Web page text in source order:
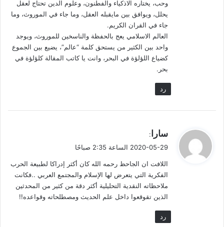
صحابي عربي لا من مولى فارسي جاء إلى الحياة بعد وفاة النبي
صلى الله عليه وسلم بعقود، وشهد تقلبات الحياة بقومه، ومر عليه ما
مر عليهم من سبي ومعاناة وتنقل من مكان إلى مكان، وغير ذلك من
وجوه العناء التي تترك أخاديدها عميقة في نفوس الموالي: من عانى
منهم حقيقة، ومن تلقى أخبار العناء عن أهله وأسلافه ممزوجة
بالتمظلم والشكوى والزيادات التي اشتهر بها العجم.
هذا ما ينبغي الوقوف عنده. لكن – لَلأسفِ – هذا الأمر لا يتوقف عنده
المحدثون ولا الفقهاء. وإن فعلوا فلصالح الأعمش ضد الحجاج. بينما
الأصل الفارسي وانعكاس أثره على شخصية الأعمش الحديثية
كما لم يقفوا عند أصله وهو الديلم، والديلم هو الجذم القومي
للفرس. ولم ينظروا اإلى أثر هذا الأصل في نفس الأعمش وانعكاسه
على شخصيته من حيث كونه راوياً للحديث، التي أفصحت لنا عن
وحب، يختاره الاذكياء والفطنون، وعلوم الدين تحتاج لعقل
يحلل، ويوافق بين مايقبله العقل، وما جاء في الموروث، وما
جاء في القران الكريم.
العالم الاسلامي يعج بالحفظة والناسخين للموروث، ويوجد
واحد بين الكثير من يستحق كلمة “عالم”، يضيع بين الجموع
كضياع اللؤلؤة في البحر، وانت يا كاتب المقالة كلؤلؤة في
بحر.
رد
ي
ل
سارا
:
2020-05-29 الساعة 2:35 صباحًا
اللافت ان الجاحظ رحمه الله كان أكثر إدراكا لطبيعة الحرب
الفكرية التي يتعرض لها الإسلام والمجتمع العربي ..فكانت
ملاحظاته النقدية التحليلية أكثر دقة من كثير من المحدثين
الذين تقوقعوا داخل علم الحديث ومصطلحاته وقواعده!!
رد